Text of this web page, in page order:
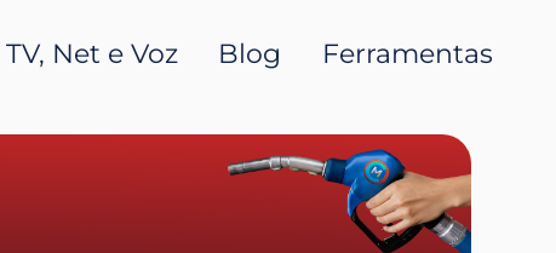
TV, Net e Voz Blog Ferramentas